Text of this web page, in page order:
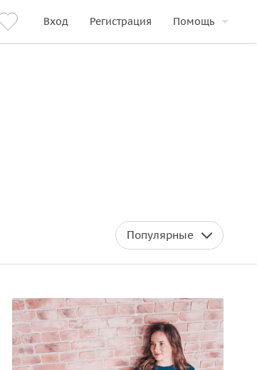
Вход Регистрация Помощь
Популярные